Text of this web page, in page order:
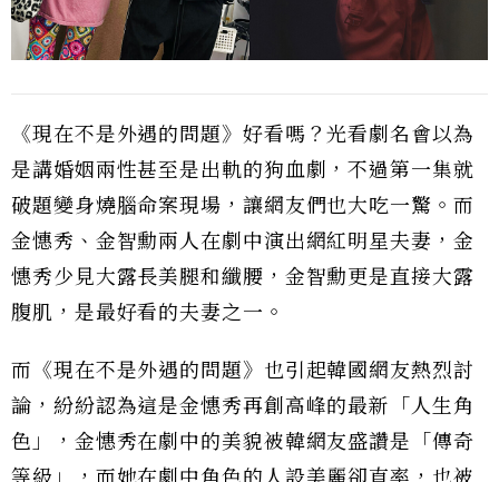
《現在不是外遇的問題》好看嗎？光看劇名會以為
是講婚姻兩性甚至是出軌的狗血劇，不過第一集就
破題變身燒腦命案現場，讓網友們也大吃一驚。而
金憓秀、金智勳兩人在劇中演出網紅明星夫妻，金
憓秀少見大露長美腿和纖腰，金智勳更是直接大露
腹肌，是最好看的夫妻之一。
而《現在不是外遇的問題》也引起韓國網友熱烈討
論，紛紛認為這是金憓秀再創高峰的最新「人生角
色」，金憓秀在劇中的美貌被韓網友盛讚是「傳奇